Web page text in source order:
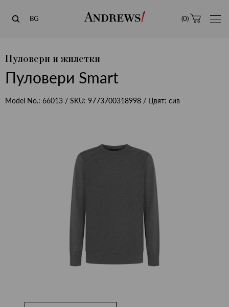
Andrews
BG (0)
Пуловери и жилетки
Пуловери Smart
Model No.: 66013 / SKU: 9773700318998 / Цвят: сив